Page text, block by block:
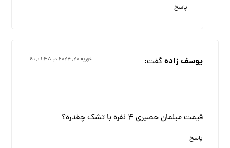
پاسخ
یوسف زادهگفت: فوریه ۲۰, ۲۰۲۴ در ۱:۳۸ ب.ظ
قیمت مبلمان حصیری ۴ نفره با تشک چقدره؟
پاسخ